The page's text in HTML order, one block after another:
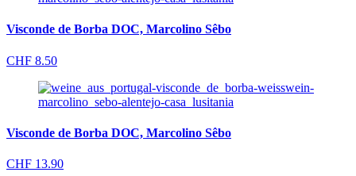
Visconde de Borba DOC, Marcolino Sêbo
CHF 8.50
Visconde de Borba DOC, Marcolino Sêbo
CHF 13.90